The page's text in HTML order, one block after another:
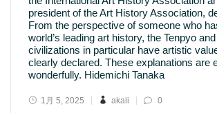
president of the Art History Association,
From the perspective of someone who
world’s leading art history, the Tenpyo
civilizations in particular have artistic
clearly declared. These explanations are
wonderfully. Hidemichi Tanaka
1月 5, 2025 akali 0